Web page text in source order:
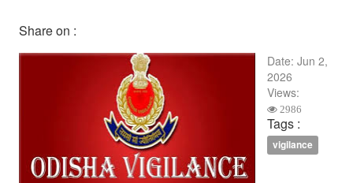
Share on :
Date: Jun 2,
2026
Views:
2986
Tags :
vigilance